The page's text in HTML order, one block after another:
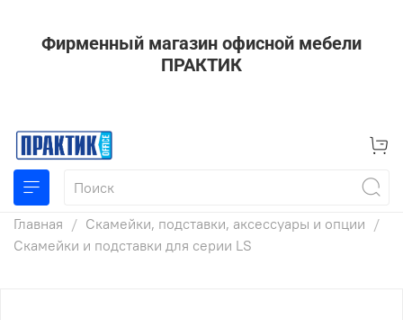
Фирменный магазин офисной мебели
ПРАКТИК
Главная
Скамейки, подставки, аксессуары и опции
Скамейки и подставки для серии LS